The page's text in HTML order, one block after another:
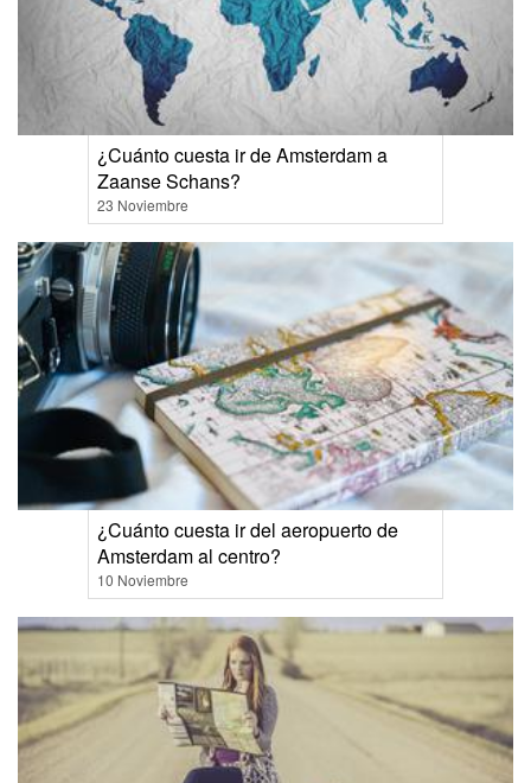
¿Cuánto cuesta ir de Amsterdam a
Zaanse Schans?
23 Noviembre
¿Cuánto cuesta ir del aeropuerto de
Amsterdam al centro?
10 Noviembre